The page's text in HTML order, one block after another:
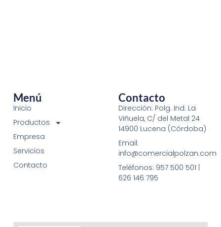
Menú
Inicio
Productos
Empresa
Servicios
Contacto
Contacto
Dirección: Polg. Ind. La
Viñuela, C/ del Metal 24
14900 Lucena (Córdoba)
Email:
info@comercialpolzan.com
Teléfonos: 957 500 501 |
626 146 795